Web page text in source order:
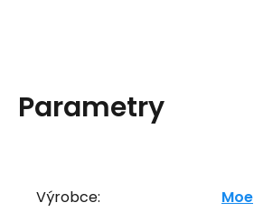
Parametry
Výrobce: Moe